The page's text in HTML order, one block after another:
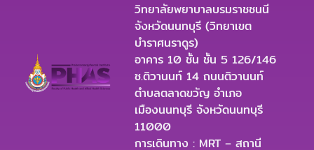
วิทยาลัยพยาบาลบรมราชชนนี
จังหวัดนนทบุรี (วิทยาเขต
บำราศนราดูร)
อาคาร 10 ชั้น ชั้น 5 126/146
ซ.ติวานนท์ 14 ถนนติวานนท์
ตำบลตลาดขวัญ อำเภอ
เมืองนนทบุรี จังหวัดนนทบุรี
11000
การเดินทาง : MRT – สถานี